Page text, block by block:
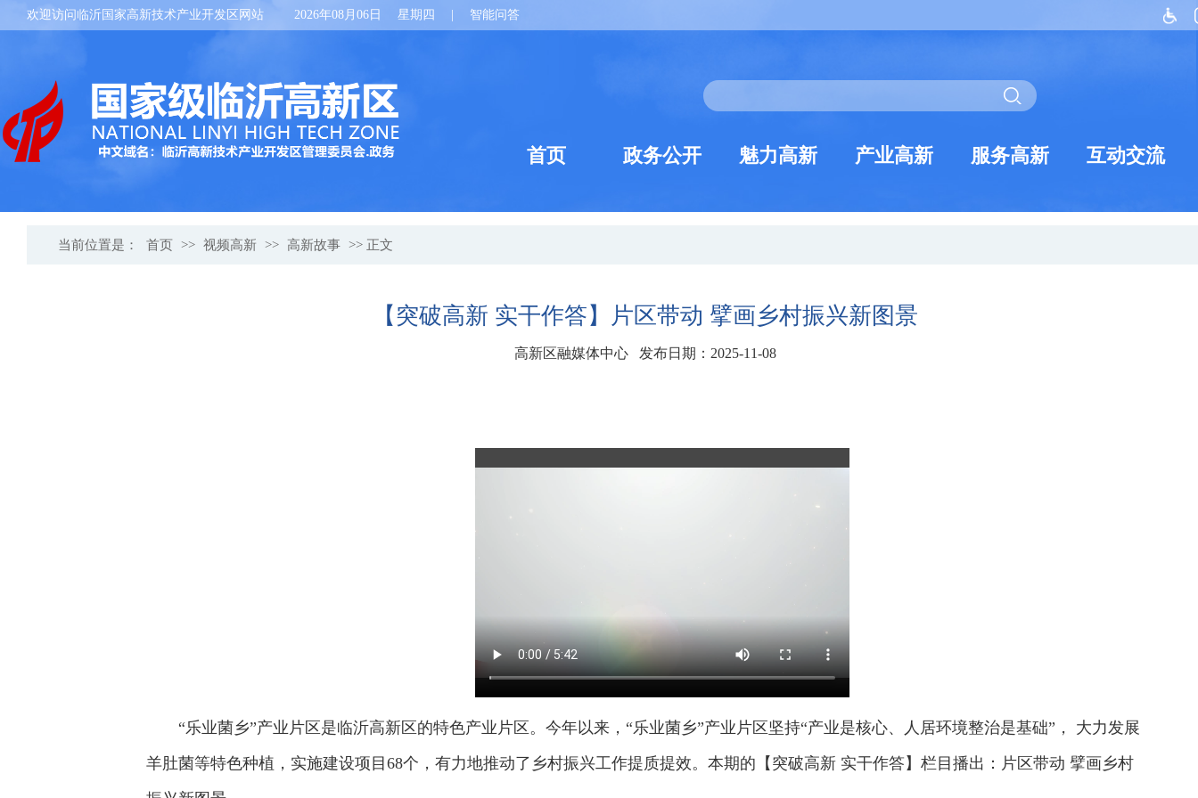
欢迎访问临沂国家高新技术产业开发区网站 2026年08月06日 星期四 智能问答
首页 政务公开 魅力高新 产业高新 服务高新 互动交流
当前位置是： 首页 >> 视频高新 >> 高新故事 >> 正文
【突破高新 实干作答】片区带动 擘画乡村振兴新图景
高新区融媒体中心 发布日期：2025-11-08
“乐业菌乡”产业片区是临沂高新区的特色产业片区。今年以来，“乐业菌乡”产业片区坚持“产业是核心、人居环境整治是基础”， 大力发展
羊肚菌等特色种植，实施建设项目68个，有力地推动了乡村振兴工作提质提效。本期的【突破高新 实干作答】栏目播出：片区带动 擘画乡村